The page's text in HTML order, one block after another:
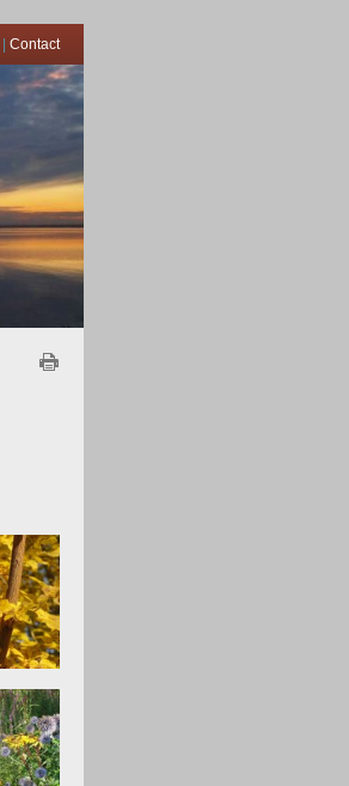
Contact